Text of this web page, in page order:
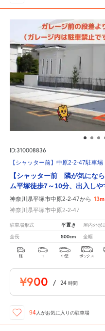
ID:310008836
【シャッター前】中原2-2-47駐車場
【シャッター前 隣が気にな
ム平塚徒歩7～10分、出入し
神奈川県平塚市中原2-2-47から 13m
神奈川県平塚市中原2-2-47
駐車場形式 平置き 屋内外形
全長 500cm 全幅
軽 コ 中型 ボックス
¥900 / 24 時間
94 人がお気に入りの駐車場